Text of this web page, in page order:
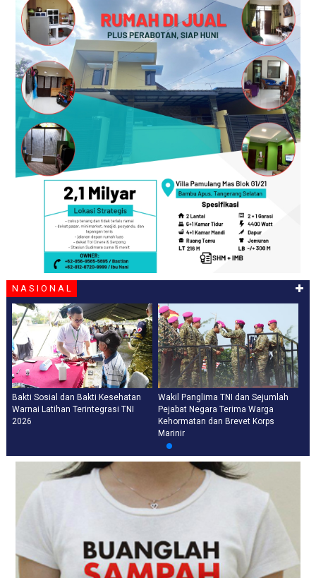
N A S I O N A L
Bakti Sosial dan Bakti Kesehatan
Warnai Latihan Terintegrasi TNI
2026
Wakil Panglima TNI dan Sejumlah
Pejabat Negara Terima Warga
Kehormatan dan Brevet Korps
Marinir